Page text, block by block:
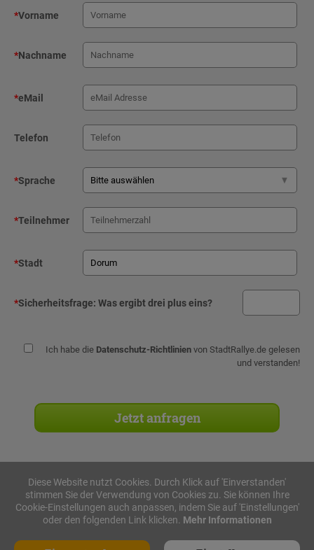
*Vorname
*Nachname
*eMail
Telefon
*Sprache
*Teilnehmer
*Stadt
*Sicherheitsfrage: Was ergibt drei plus eins?
Ich habe die Datenschutz-Richtlinien von StadtRallye.de gelesen
und verstanden!
Stadtrallyes
iPad Rallye
Diese Website nutzt Cookies. Durch Klick auf 'Einverstanden'
stimmen Sie der Verwendung von Cookies zu. Sie können Ihre
Cookie-Einstellungen auch anpassen, indem Sie auf 'Einstellungen'
oder den folgenden Link klicken. Mehr Informationen